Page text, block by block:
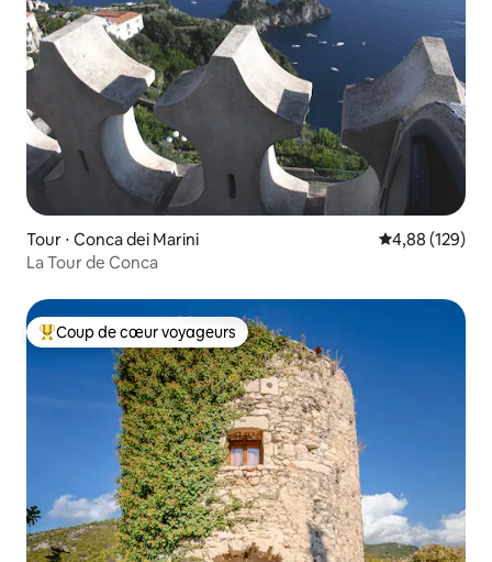
Tour ⋅ Conca dei Marini Évaluation
4,88 (129)
La Tour de Conca
Coups de cœur voyageurs les plus appréciés
Coup de cœur voyageurs